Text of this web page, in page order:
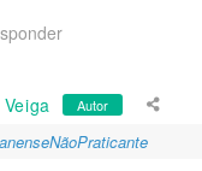
Autor